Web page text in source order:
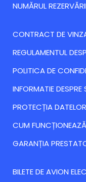
NUMĂRUL
CONTRACT DE
REGULAMENTUL
POLITICA DE
INFORMATIE DESPRE
PROTECȚIA
CUM
GARANȚIA
BILETE DE AVION